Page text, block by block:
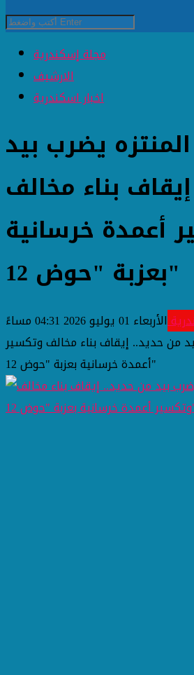
مجلة إسكندرية
الارشيف
اخبار اسكندرية
يضرب بيد
بناء مخالف
أعمدة خرسانية
بعزبة "حوض 12"
الأربعاء 01 يوليو 2026 04:31 مساءً
من حديد.. إيقاف بناء مخالف وتكسير
أعمدة خرسانية بعزبة "حوض 12"